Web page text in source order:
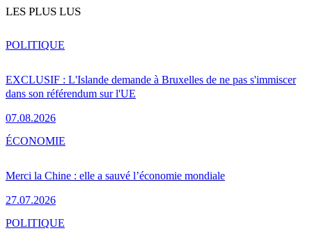
LES PLUS LUS
EXCLUSIF : L'Islande demande à Bruxelles de ne pas s'immiscer
dans son référendum sur l'UE
07.08.2026
POLITIQUE
Merci la Chine : elle a sauvé l’économie mondiale
27.07.2026
ÉCONOMIE
POLITIQUE